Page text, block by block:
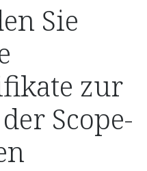
Sie
zur
Scope-